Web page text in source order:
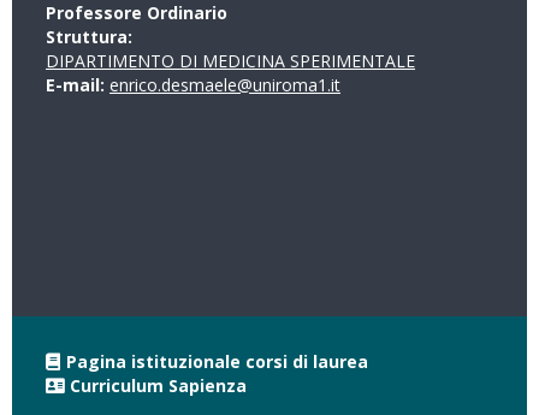
Professore Ordinario
Struttura:
DIPARTIMENTO DI MEDICINA SPERIMENTALE
E-mail: enrico.desmaele@uniroma1.it
Pagina istituzionale corsi di laurea
Curriculum Sapienza